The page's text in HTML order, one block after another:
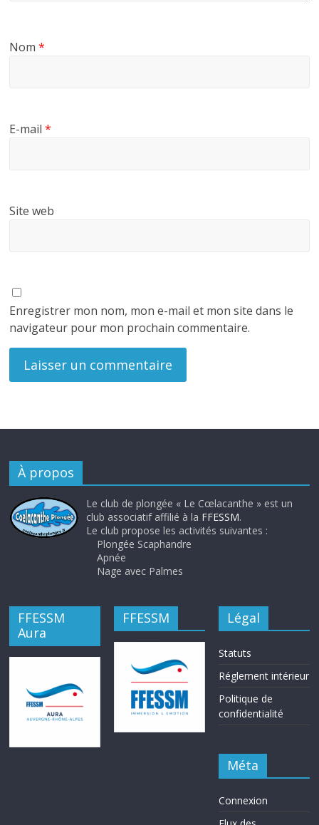
Nom*
E-mail*
Site web
Enregistrer mon nom, mon e-mail et mon site dans le
navigateur pour mon prochain commentaire.
À propos
Le club de plongée « Le Cœlacanthe » est un
club associatif affilié à la FFESSM.
Le club propose les activités suivantes :
Plongée Scaphandre
Apnée
Nage avec Palmes
FFESSM
Aura
FFESSM Légal
Statuts
Réglement intérieur
Politique de
confidentialité
Méta
Connexion